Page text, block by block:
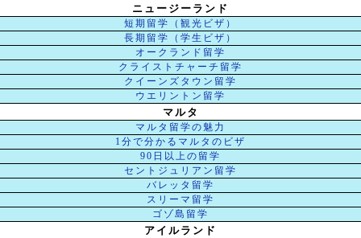
ニュージーランド
短期留学（観光ビザ）
長期留学（学生ビザ）
オークランド留学
クライストチャーチ留学
クイーンズタウン留学
ウエリントン留学
マルタ
マルタ留学の魅力
1分で分かるマルタのビザ
90日以上の留学
セントジュリアン留学
バレッタ留学
スリーマ留学
ゴゾ島留学
アイルランド